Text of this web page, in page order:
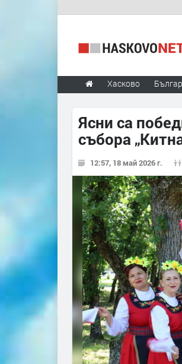
Хасково
Ясни са
събора
12:57, 18 май 2026 г.